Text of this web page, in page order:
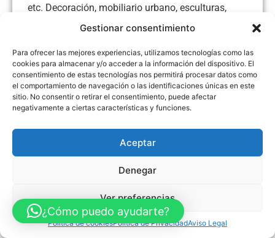
Gestionar consentimiento
Para ofrecer las mejores experiencias, utilizamos tecnologías como las
cookies para almacenar y/o acceder a la información del dispositivo. El
consentimiento de estas tecnologías nos permitirá procesar datos como
el comportamiento de navegación o las identificaciones únicas en este
sitio. No consentir o retirar el consentimiento, puede afectar
negativamente a ciertas características y funciones.
Aceptar
Denegar
Ver preferencias
Política de cookiesPolítica de PrivacidadAviso Legal
etc. Decoración, mobiliario urbano, esculturas,
bancos, etc. Laboratorios, mobiliario, muebles
Aviso Legal Política de Privacidad Política de Cookies
FINANCIADO POR LA UNIÓN EUROPEA CON EL PROGRAMA KIT
MECANISMO DE RECUPERACIÓN Y RESILENCIA
© Guia Telefónica de Empresas – Todos los derechos reservados.
¿Cómo puedo ayudarte?